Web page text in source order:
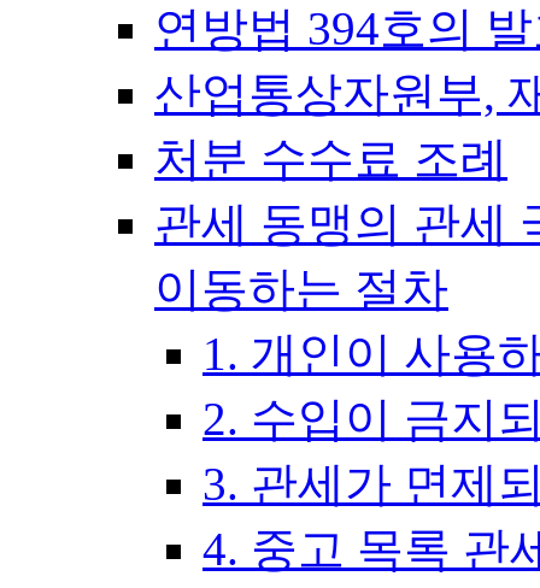
연방법 394호의
산업통상자원부,
처분 수수료 조례
관세 동맹의 관세
이동하는 절차
1. 개인이 사용
2. 수입이 금지
3. 관세가 면제
4. 중고 목록 관